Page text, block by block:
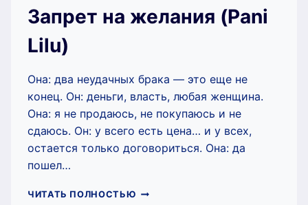
Запрет на желания (Pani
Lilu)
Она: два неудачных брака — это еще не
конец. Он: деньги, власть, любая женщина.
Она: я не продаюсь, не покупаюсь и не
сдаюсь. Он: у всего есть цена… и у всех,
остается только договориться. Она: да
пошел…
ЧИТАТЬ ПОЛНОСТЬЮ ЗАПРЕТ